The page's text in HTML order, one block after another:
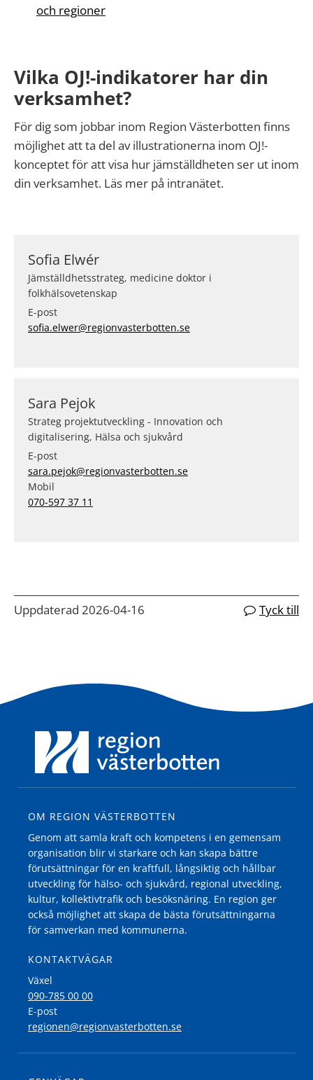
och regioner
Vilka OJ!-indikatorer har din
verksamhet?
För dig som jobbar inom Region Västerbotten finns
möjlighet att ta del av illustrationerna inom OJ!-
konceptet för att visa hur jämställdheten ser ut inom
din verksamhet. Läs mer på intranätet.
Sofia Elwér
Jämställdhetsstrateg, medicine doktor i
folkhälsovetenskap
E-post
sofia.elwer@regionvasterbotten.se
Sara Pejok
Strateg projektutveckling - Innovation och
digitalisering, Hälsa och sjukvård
E-post
sara.pejok@regionvasterbotten.se
Mobil
070-597 37 11
Uppdaterad 2026-04-16 Tyck till
OM REGION VÄSTERBOTTEN
Genom att samla kraft och kompetens i en gemensam
organisation blir vi starkare och kan skapa bättre
förutsättningar för en kraftfull, långsiktig och hållbar
utveckling för hälso- och sjukvård, regional utveckling,
kultur, kollektivtrafik och besöksnäring. En region ger
också möjlighet att skapa de bästa förutsättningarna
för samverkan med kommunerna.
KONTAKTVÄGAR
Växel
090-785 00 00
E-post
regionen@regionvasterbotten.se